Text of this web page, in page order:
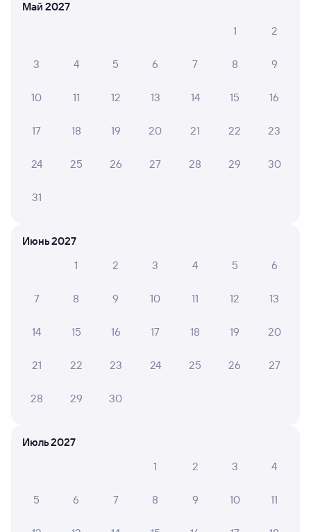
Вологда-1
в Анапу
14:04
от 2 ⁠712 ⁠₽ 3 ⁠348 ⁠₽
Выберите дату
Отели в Вологде
8,8
Гостиница Спутник
Кешбэк 93
Май 2027
1
2
3 4 5 6 7 8 9
10 11 12 13 14 15 16
17 18 19 20 21 22 23
24 25 26 27 28 29 30
31
Июнь 2027
1
2 3 4 5 6
7 8 9 10 11 12 13
14 15 16 17 18 19 20
21 22 23 24 25 26 27
28 29 30
Июль 2027
1
2 3 4
5 6 7 8 9 10 11